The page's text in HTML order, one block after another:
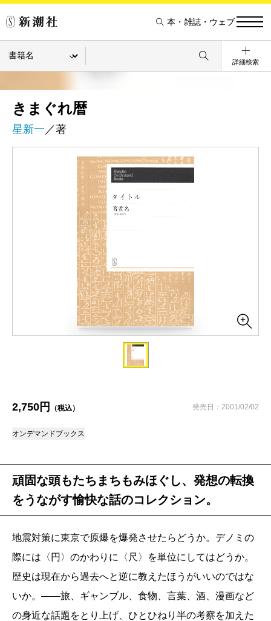
本・雑誌・ウェブ
詳細検索
きまぐれ暦
星新一 ／著
2,750円 （税込） 発売日：2001/02/02
オンデマンドブックス
頑固な頭もたちまちもみほぐし、発想の転換
をうながす愉快な話のコレクション。
地震対策に東京で原爆を爆発させたらどうか。デノミの
際には〈円〉のかわりに〈尺〉を単位にしてはどうか。
歴史は現在から過去へと逆に教えたほうがいいのではな
いか。――旅、ギャンブル、食物、言葉、酒、漫画など
の身近な話題をとり上げ、ひとひねり半の考察を加えた